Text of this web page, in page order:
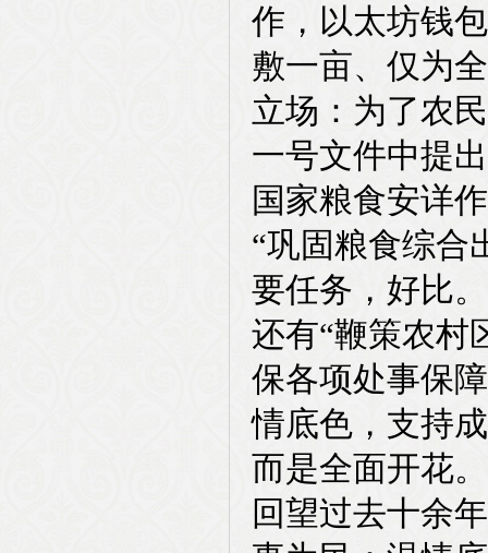
作，以太坊钱
敷一亩、仅为
立场：为了农
一号文件中提
国家粮食安详
“巩固粮食综合
要任务，好比。
还有“鞭策农村
保各项处事保
情底色，支持
而是全面开花。
回望过去十余